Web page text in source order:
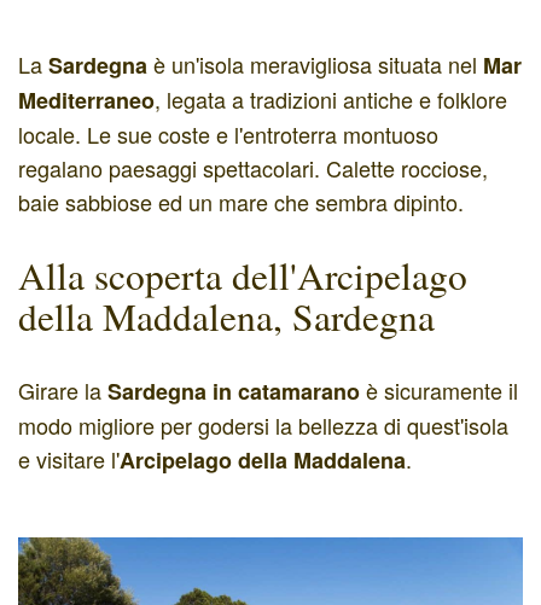
LaSardegnaè un'isola meravigliosa situata nel Mar
Mediterraneo, legata a tradizioni antiche e folklore
locale. Le sue coste e l'entroterra montuoso
regalano paesaggi spettacolari. Calette rocciose,
baie sabbiose ed un mare che sembra dipinto.
Alla scoperta dell'Arcipelago
della Maddalena, Sardegna
Girare laSardegna in catamaranoè sicuramente il
modo migliore per godersi la bellezza di quest'isola
e visitare l'Arcipelago della Maddalena.